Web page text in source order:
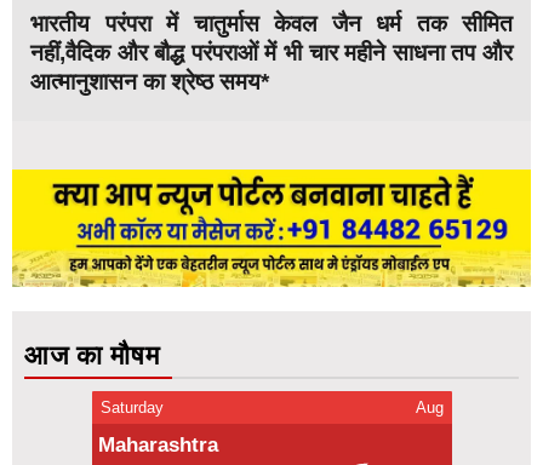
भारतीय परंपरा में चातुर्मास केवल जैन धर्म तक सीमित
नहीं,वैदिक और बौद्ध परंपराओं में भी चार महीने साधना तप और
आत्मानुशासन का श्रेष्ठ समय*
आज का मौषम
Saturday Aug
Maharashtra